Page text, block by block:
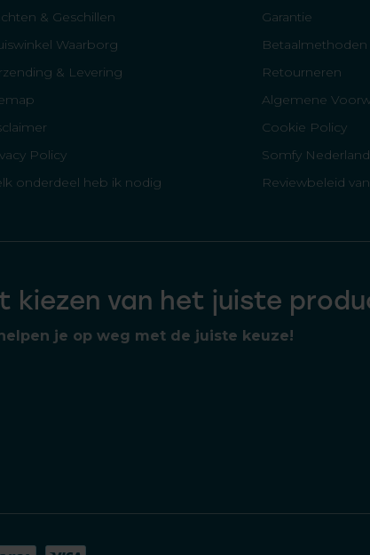
& Geschillen
Garantie
Waarborg
Betaalmethoden
& Levering
Retourneren
Algemene
Cookie Policy
Policy
Somfy Nederland
onderdeel heb ik nodig
Reviewbeleid
kiezen van het juiste
je op weg met de juiste keuze!